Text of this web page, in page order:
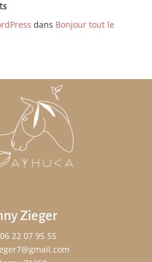
dans Bonjour tout le
Zieger
22 07 95 55